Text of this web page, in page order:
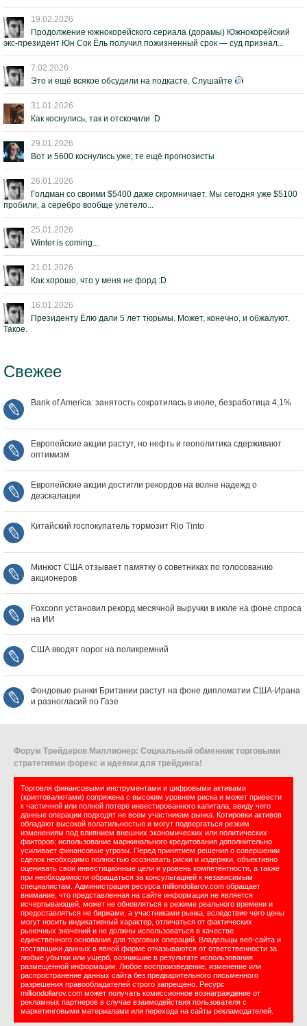
19.02.2026
Продолжение южнокорейского сериала (дорамы) Южнокорейский
экс-президент Юн Сок Ёль получил пожизненный срок — суд признал...
7.02.2026
Это и ещё всякое обсудили на подкасте. Слушайте
31.01.2026
Как коснулись, так и отскочили :D
29.01.2026
Вот и 5600 коснулись уже; те ещё прогнозисты
26.01.2026
Голдман со своими $5400 даже скромничает. Мы сегодня уже $5100
пробили, а серебро вообще улетело...
25.01.2026
Winter is coming...
21.01.2026
Как хорошо, что у меня не форд :D
16.01.2026
Президенту Ёлю дали 5 лет тюрьмы. Может, конечно, и обжалуют.
Такое.
Свежее
Bank of America: занятость сократилась в июле, безработица 4,1%
Европейские акции растут, но нефть и геополитика сдерживают
оптимизм
Европейские акции достигли рекордов на волне надежд о
деэскалации
Китайский госпокупатель тормозит Rio Tinto
Минюст США отзывает памятку о советниках по голосованию
акционеров
Foxconn установил рекорд месячной выручки в июле на фоне спроса
на ИИ
США вводят порог на поликремний
Фондовые рынки Британии растут на фоне дипломатии США‑Ирана
и разногласий по Газе
Форум Трейдеров Миллионер: Социальный обменник торговыми
стратегиями форекс и идеями для трейдинга!
Торговля финансовыми инструментами и цифровыми активами
(криптовалютами) сопряжена с высоким уровнем риска и может привести
к частичной или полной потере инвестированного капитала, ввиду чего
данные операции подходят не всем участникам рынка. Котировки активов
обладают высокой волатильностью и могут подвергаться резким
изменениям под влиянием внешних экономических или политических
факторов; использование маржинального кредитования дополнительно
усиливает финансовые угрозы. Перед принятием решения о совершении
сделок необходимо полностью осознавать риски и издержки, объективно
оценивать свои инвестиционные цели и уровень компетентности, а также
при необходимости обращаться за консультацией к независимым
специалистам. Администрация ресурса milliondollarov.com обращает
внимание, что представленная на сайте информация не является
исчерпывающей, может не обновляться в режиме реального времени и
предоставляться не биржами, а участниками рынка, вследствие чего цены
могут носить индикативный характер, отличаться от фактических
рыночных значений и не должны использоваться в качестве
единственного основания для торговых операций. Владельцы веб-сайта и
поставщики данных в явной форме отказываются от ответственности за
любые убытки или ущерб, возникшие в результате использования
размещенной информации. Любое воспроизведение, изменение или
распространение данных сайта без предварительного письменного
разрешения правообладателей строго запрещено. Ресурс
milliondollarov.com может получать комиссионное вознаграждение от
рекламных партнеров в случае взаимодействия пользователя с
маркетинговыми материалами или перехода на сайты рекламодателей.